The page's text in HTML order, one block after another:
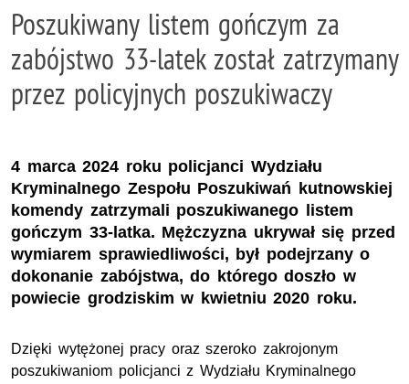
Poszukiwany listem gończym za
zabójstwo 33-latek został zatrzymany
przez policyjnych poszukiwaczy
4 marca 2024 roku policjanci Wydziału
Kryminalnego Zespołu Poszukiwań kutnowskiej
komendy zatrzymali poszukiwanego listem
gończym 33-latka. Mężczyzna ukrywał się przed
wymiarem sprawiedliwości, był podejrzany o
dokonanie zabójstwa, do którego doszło w
powiecie grodziskim w kwietniu 2020 roku.
Dzięki wytężonej pracy oraz szeroko zakrojonym
poszukiwaniom policjanci z Wydziału Kryminalnego